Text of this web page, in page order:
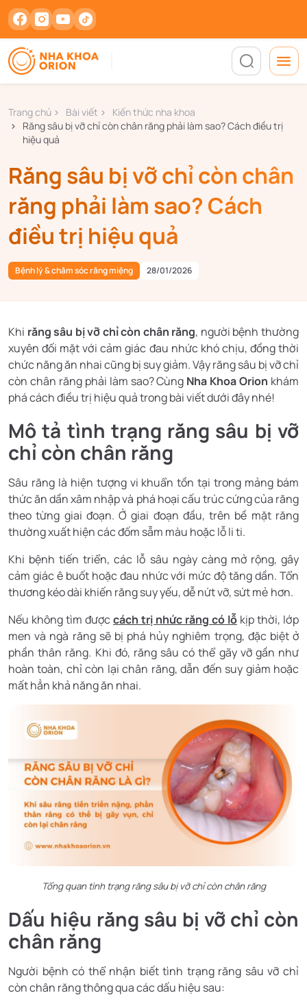
Trang chủ Bài viết
Kiến thức nha khoa
Răng sâu bị vỡ chỉ còn chân răng phải làm sao? Cách điều trị
hiệu quả
Răng sâu bị vỡ chỉ còn chân
răng phải làm sao? Cách
điều trị hiệu quả
Bệnh lý & chăm sóc răng miệng 28/01/2026
Khi răng sâu bị vỡ chỉ còn chân răng, người bệnh thường
xuyên đối mặt với cảm giác đau nhức khó chịu, đồng thời
chức năng ăn nhai cũng bị suy giảm. Vậy răng sâu bị vỡ chỉ
còn chân răng phải làm sao? Cùng Nha Khoa Orion khám
phá cách điều trị hiệu quả trong bài viết dưới đây nhé!
Mô tả tình trạng răng sâu bị vỡ
chỉ còn chân răng
Sâu răng là hiện tượng vi khuẩn tồn tại trong mảng bám
thức ăn dần xâm nhập và phá hoại cấu trúc cứng của răng
theo từng giai đoạn. Ở giai đoạn đầu, trên bề mặt răng
thường xuất hiện các đốm sẫm màu hoặc lỗ li ti.
Khi bệnh tiến triển, các lỗ sâu ngày càng mở rộng, gây
cảm giác ê buốt hoặc đau nhức với mức độ tăng dần. Tổn
thương kéo dài khiến răng suy yếu, dễ nứt vỡ, sứt mẻ hơn.
Nếu không tìm được cách trị nhức răng có lỗ kịp thời, lớp
men và ngà răng sẽ bị phá hủy nghiêm trọng, đặc biệt ở
phần thân răng. Khi đó, răng sâu có thể gãy vỡ gần như
hoàn toàn, chỉ còn lại chân răng, dẫn đến suy giảm hoặc
mất hẳn khả năng ăn nhai.
Tổng quan tình trạng răng sâu bị vỡ chỉ còn chân răng
Dấu hiệu răng sâu bị vỡ chỉ còn
chân răng
Người bệnh có thể nhận biết tình trạng răng sâu vỡ chỉ
còn chân răng thông qua các dấu hiệu sau: